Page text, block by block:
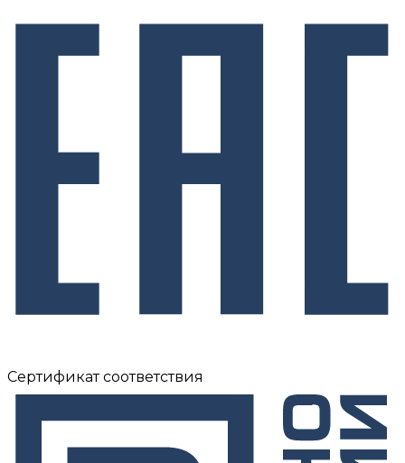
Сертификат соответствия